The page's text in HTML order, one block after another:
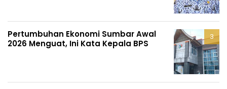
Pertumbuhan Ekonomi Sumbar Awal
2026 Menguat, Ini Kata Kepala BPS